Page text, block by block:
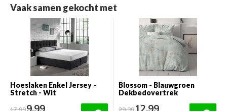
Vaak samen gekocht met
Hoeslaken Enkel Jersey -
Stretch - Wit
17,999,99
Blossom - Blauwgroen
Dekbedovertrek
29,9912,99